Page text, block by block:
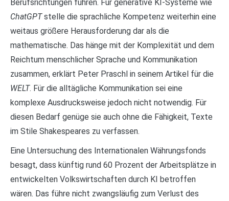
Berufsrichtungen führen. Für generative KI-Systeme wie
ChatGPTstelle die sprachliche Kompetenz weiterhin eine
weitaus größere Herausforderung dar als die
mathematische. Das hänge mit der Komplexität und dem
Reichtum menschlicher Sprache und Kommunikation
zusammen, erklärt Peter Praschl in seinem Artikel für die
WELT. Für die alltägliche Kommunikation sei eine
komplexe Ausdrucksweise jedoch nicht notwendig. Für
diesen Bedarf genüge sie auch ohne die Fähigkeit, Texte
im Stile Shakespeares zu verfassen.
Eine Untersuchung des Internationalen Währungsfonds
besagt, dass künftig rund 60 Prozent der Arbeitsplätze in
entwickelten Volkswirtschaften durch KI betroffen
wären. Das führe nicht zwangsläufig zum Verlust des